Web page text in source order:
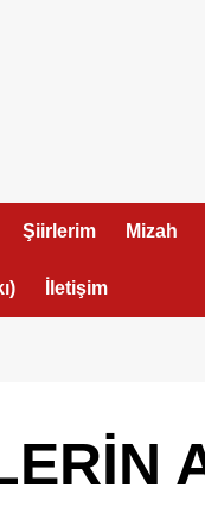
Şiirlerim Mizah
İletişim